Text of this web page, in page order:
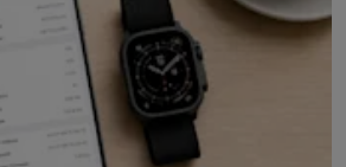
5 PS5 gamesPS4 games
Playstation
2 Nintendo Switch games
controllers Xbox headsets
Gaming PCGaming monitors
headsets Gaming microfoons